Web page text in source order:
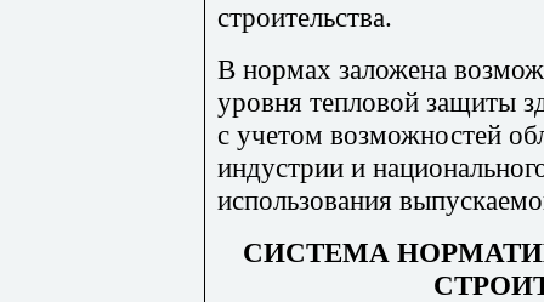
строительства.
В нормах заложена
уровня тепловой защиты
с учетом возможностей
индустрии и
использования
СИСТЕМА